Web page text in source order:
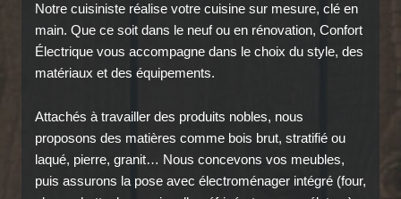
Notre cuisiniste réalise votre cuisine sur mesure, clé en
main. Que ce soit dans le neuf ou en rénovation, Confort
Électrique vous accompagne dans le choix du style, des
matériaux et des équipements.
Attachés à travailler des produits nobles, nous
proposons des matières comme bois brut, stratifié ou
laqué, pierre, granit… Nous concevons vos meubles,
puis assurons la pose avec électroménager intégré (four,